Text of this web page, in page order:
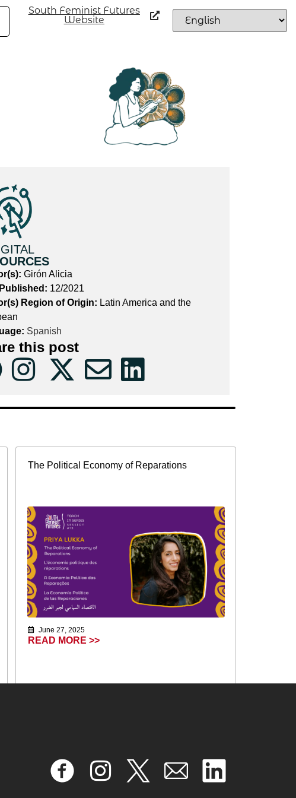
South Feminist Futures
Website
Girón Alicia
12/2021
Region of Origin: Latin America and the
Spanish
this post
The Political Economy of Reparations
June 27, 2025
READ MORE >>